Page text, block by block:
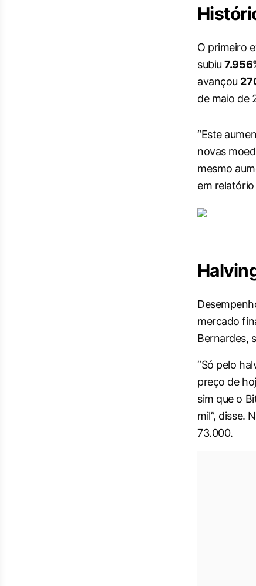
O primeiro
subiu
avançou
de maio de
“Este
novas
mesmo
em
mercado
Bernardes,
“Só pelo
preço de
sim que o
mil”, disse.
73.000.